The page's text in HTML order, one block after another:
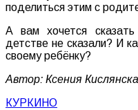
поделиться этим с
А вам хочется
детстве не сказали? И
своему ребёнку?
Автор: Ксения
КУРКИНО